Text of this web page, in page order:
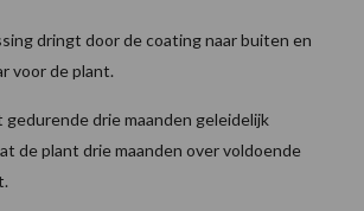
dringt door de coating naar buiten en
voor de plant.
drie maanden geleidelijk
de plant drie maanden over voldoende